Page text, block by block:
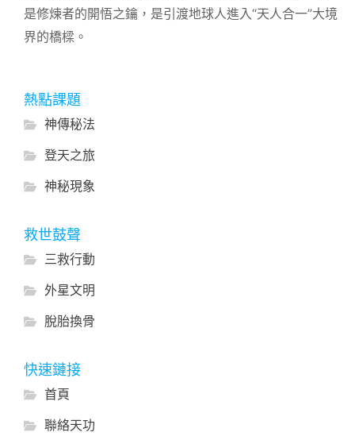
是修煉者的開悟之鑰，是引渡地球人進入“天人合一”大境
界的橋樑。
熱點課題
神傳秘法
登天之旅
神秘現象
救世鼓聲
三救行動
外星文明
脫胎換骨
快速鏈接
首頁
聯絡天功